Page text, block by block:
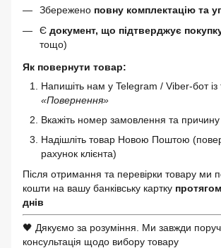
Збережено повну комплектацію та
Є документ, що підтверджує
тощо)
Як повернути товар:
Напишіть нам у Telegram / Viber-бот
«Повернення»
Вкажіть номер замовлення та
Надішліть товар Новою Поштою
рахунок клієнта)
Після отримання та перевірки товару ми
кошти на вашу банківську картку
днів
🖤 Дякуємо за розуміння. Ми завжди
консультація щодо вибору товару